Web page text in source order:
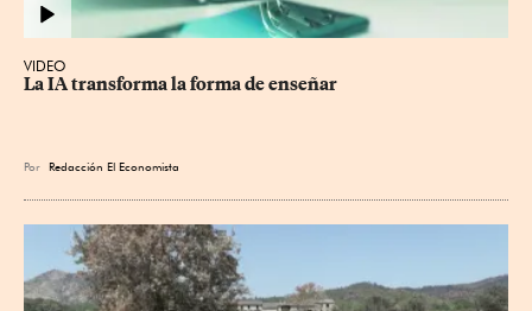
VIDEO
La IA transforma la forma de enseñar
Por Redacción El Economista